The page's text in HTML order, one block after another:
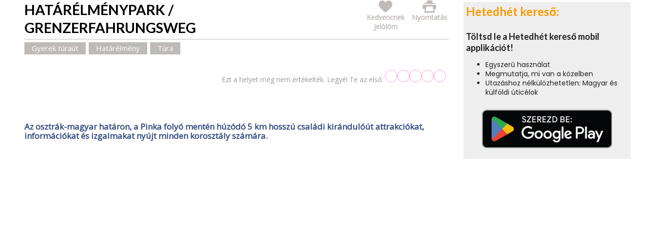
HATÁRÉLMÉNYPARK /
GRENZERFAHRUNGSWEG
Nyomtatás
Kedvencnek
jelölöm
Gyerek túraút Határélmény Túra
Ezt a helyet még nem értékelték. Legyél Te az első:
Az osztrák-magyar határon, a Pinka folyó mentén húzódó 5 km hosszú családi kirándulóút attrakciókat,
információkat és izgalmakat nyújt minden korosztály számára.
Hetedhét kereső:
Töltsd le a Hetedhét kereső mobil
applikációt!
Egyszerű használat
Megmutatja, mi van a közelben
Utazáshoz nélkülözhetetlen: Magyar és
külföldi úticélok